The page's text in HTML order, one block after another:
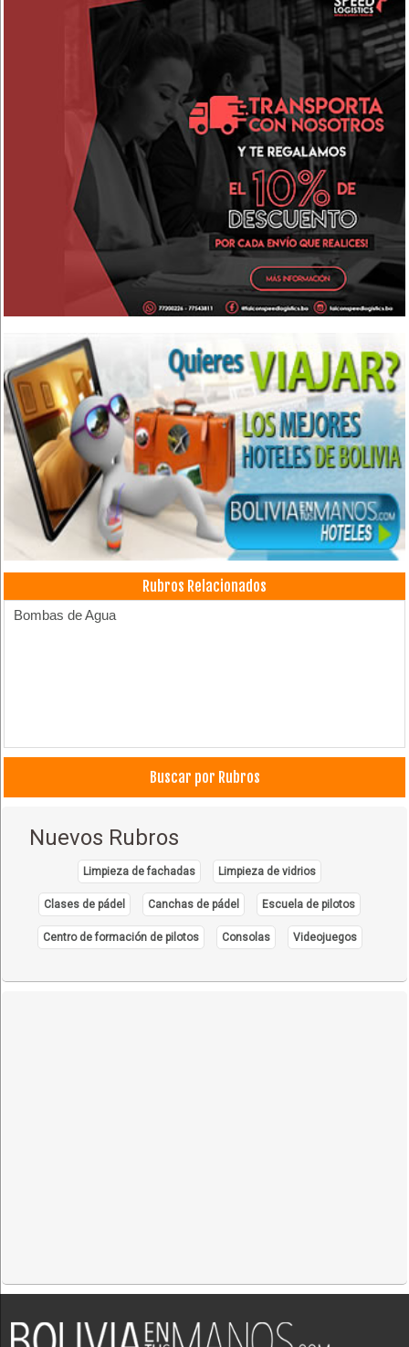
Rubros Relacionados
Bombas de Agua
Buscar por Rubros
Nuevos Rubros
Limpieza de fachadas Limpieza de vidrios
Clases de pádel Canchas de pádel Escuela de pilotos
Centro de formación de pilotos Consolas Videojuegos